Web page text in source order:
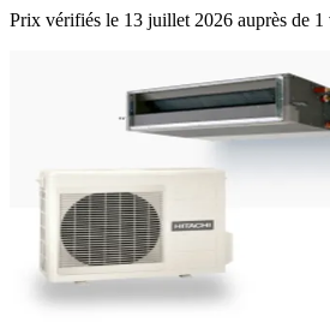
Prix vérifiés le 13 juillet 2026 auprès de 1